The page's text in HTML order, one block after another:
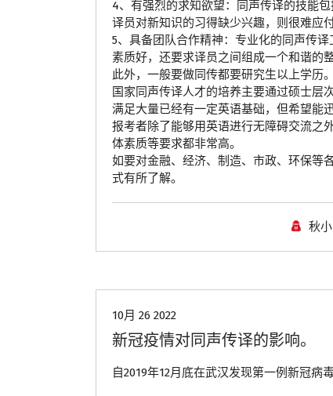
4、有强烈的求知欲望：同声传译的技
译员对新知识的习得缺少兴趣，则很难应
5、具备团队合作精神：专业化的同声传
素质好，还要求译员之间组成一个和谐的
此外，一般要做同传都要研究生以上学历
国家同声传译人才的培养主要通过硕士层
满足大量已经有一定英语基础，但希望能
报考者除了能够用英语进行无障碍交流之
体素质等要求都非常高。
如要对金融、经济、制造、市政、环保等
式有所了解。
秋
10月 26 2022
新冠疫情对同声传译的影响。
自2019年12月底在武汉发现第一例新冠病